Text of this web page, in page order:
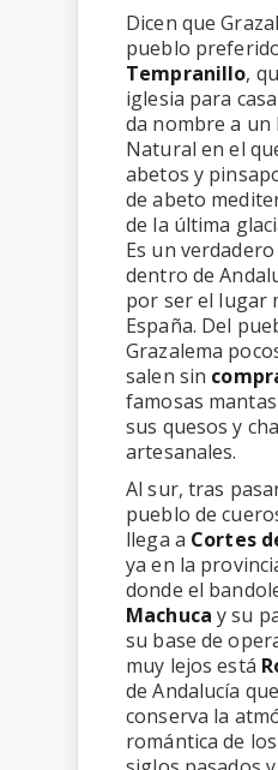
Dicen que
pueblo
Tempranillo,
iglesia para
da nombre a un
Natural en el
abetos y
de abeto
de la última
Es un
dentro de
por ser el lugar
España. Del
Grazalema
salen sin
famosas
sus quesos y
artesanales.
Al sur, tras
pueblo de
llega a Cortes
ya en la
donde el
Machuca y su
su base de
muy lejos está
de Andalucía
conserva la
romántica de